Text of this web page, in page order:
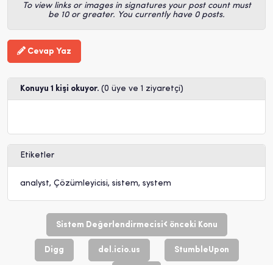
To view links or images in signatures your post count must
be 10 or greater. You currently have 0 posts.
Cevap Yaz
Konuyu 1 kişi okuyor. (0 üye ve 1 ziyaretçi)
Etiketler
analyst, Çözümleyicisi, sistem, system
Sistem Değerlendirmecisi önceki Konu
Digg del.icio.us StumbleUpon